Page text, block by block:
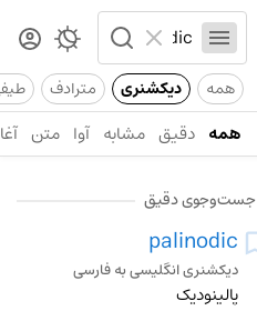
همه دیکشنری مترادف
همه دقیق مشابه آوا متن
جست‌وجوی دقیق
palinodic
دیکشنری انگلیسی به فارسی
پالینودیک